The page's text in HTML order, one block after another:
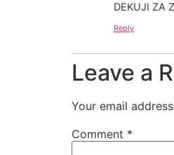
DEKUJI ZA
Reply
Leave a
Your email
Comment *